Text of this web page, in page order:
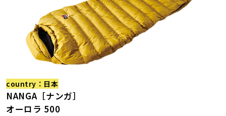
country：日本
NANGA［ナンガ］
オーロラ 500